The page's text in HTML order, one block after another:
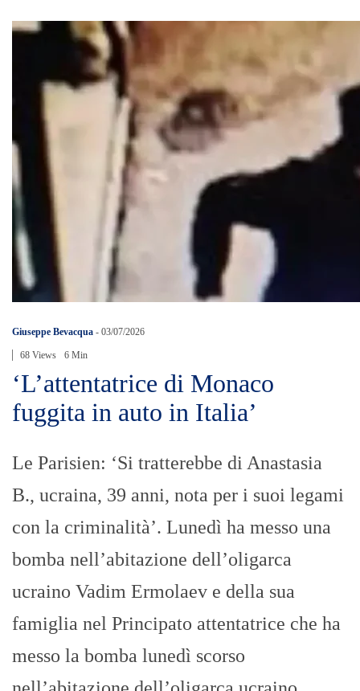
Giuseppe Bevacqua - 03/07/2026
68 Views 6 Min
‘L’attentatrice di Monaco
fuggita in auto in Italia’
Le Parisien: ‘Si tratterebbe di Anastasia
B., ucraina, 39 anni, nota per i suoi legami
con la criminalità’. Lunedì ha messo una
bomba nell’abitazione dell’oligarca
ucraino Vadim Ermolaev e della sua
famiglia nel Principato attentatrice che ha
messo la bomba lunedì scorso